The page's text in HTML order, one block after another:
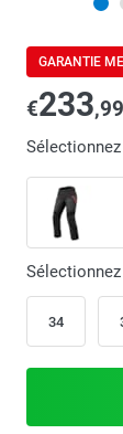
GARANTIE
€233,99
34